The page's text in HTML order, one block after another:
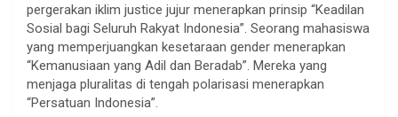
pergerakan iklim justice jujur menerapkan prinsip “Keadilan
Sosial bagi Seluruh Rakyat Indonesia”. Seorang mahasiswa
yang memperjuangkan kesetaraan gender menerapkan
“Kemanusiaan yang Adil dan Beradab”. Mereka yang
menjaga pluralitas di tengah polarisasi menerapkan
“Persatuan Indonesia”.